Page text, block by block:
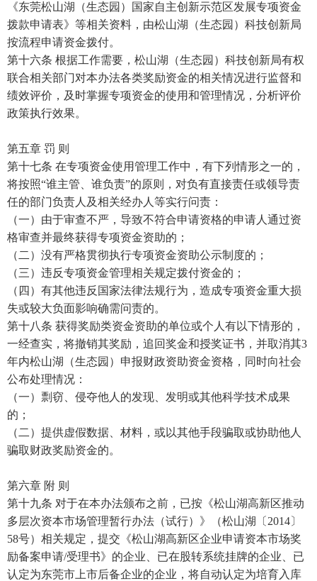
《东莞松山湖（生态园）国家自主创新示范区发展专项资金
拨款申请表》等相关资料，由松山湖（生态园）科技创新局
按流程申请资金拨付。
第十六条 根据工作需要，松山湖（生态园）科技创新局有权
联合相关部门对本办法各类奖励资金的相关情况进行监督和
绩效评价，及时掌握专项资金的使用和管理情况，分析评价
政策执行效果。
第五章 罚 则
第十七条 在专项资金使用管理工作中，有下列情形之一的，
将按照“谁主管、谁负责”的原则，对负有直接责任或领导责
任的部门负责人及相关经办人等实行问责：
（一）由于审查不严，导致不符合申请资格的申请人通过资
格审查并最终获得专项资金资助的；
（二）没有严格贯彻执行专项资金资助公示制度的；
（三）违反专项资金管理相关规定拨付资金的；
（四）有其他违反国家法律法规行为，造成专项资金重大损
失或较大负面影响确需问责的。
第十八条 获得奖励类资金资助的单位或个人有以下情形的，
一经查实，将撤销其奖励，追回奖金和授奖证书，并取消其3
年内松山湖（生态园）申报财政资助资金资格，同时向社会
公布处理情况：
（一）剽窃、侵夺他人的发现、发明或其他科学技术成果
的；
（二）提供虚假数据、材料，或以其他手段骗取或协助他人
骗取财政奖励资金的。
第六章 附 则
第十九条 对于在本办法颁布之前，已按《松山湖高新区推动
多层次资本市场管理暂行办法（试行）》（松山湖〔2014〕
58号）相关规定，提交《松山湖高新区企业申请资本市场奖
励备案申请/受理书》的企业、已在股转系统挂牌的企业、已
认定为东莞市上市后备企业的企业，将自动认定为培育入库